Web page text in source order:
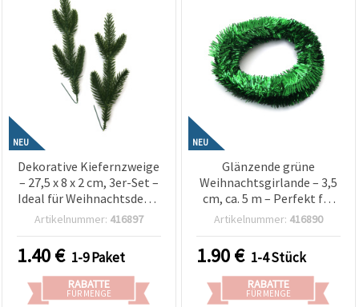
NEU
Dekorative Kiefernzweige
– 27,5 x 8 x 2 cm, 3er-Set –
Ideal für Weihnachtsdeko,
Basteln & festliche
Artikelnummer: 416897
1.40€ 1-9 Paket
RABATTE
FÜR MENGE
NEU
Glänzende grüne
Weihnachtsgirlande – 3,5
cm, ca. 5 m – Perfekt für
festliche Weihnachtsdeko
Bastelbedarf
Artikelnummer: 416890
1.90€ 1-4 Stück
RABATTE
FÜR MENGE